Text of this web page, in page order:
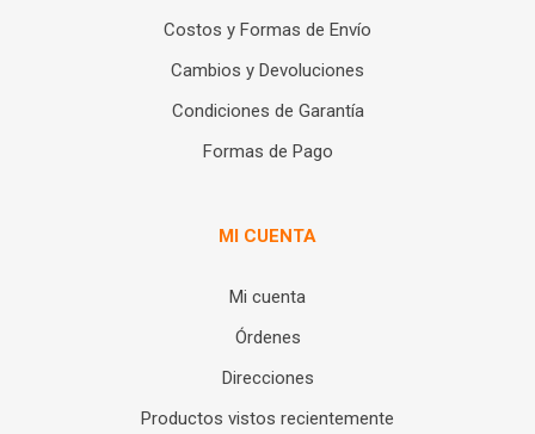
Costos y Formas de Envío
Cambios y Devoluciones
Condiciones de Garantía
Formas de Pago
MI CUENTA
Mi cuenta
Órdenes
Direcciones
Productos vistos recientemente